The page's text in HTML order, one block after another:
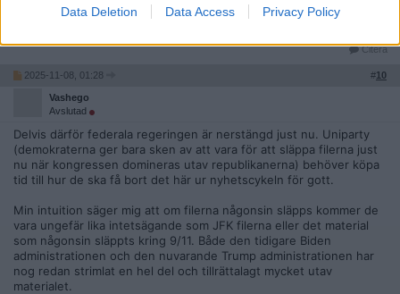
Data Deletion Data Access Privacy Policy
Haha. Dröm vidare. Du har noll koll.
Citera
2025-11-08, 01:28 #10
Vashego
Avslutad
Delvis därför federala regeringen är nerstängd just nu. Uniparty
(demokraterna ger bara sken av att vara för att släppa filerna just
nu när kongressen domineras utav republikanerna) behöver köpa
tid till hur de ska få bort det här ur nyhetscykeln för gott.
Min intuition säger mig att om filerna någonsin släpps kommer de
vara ungefär lika intetsägande som JFK filerna eller det material
som någonsin släppts kring 9/11. Både den tidigare Biden
administrationen och den nuvarande Trump administrationen har
nog redan strimlat en hel del och tillrättalagt mycket utav
materialet.